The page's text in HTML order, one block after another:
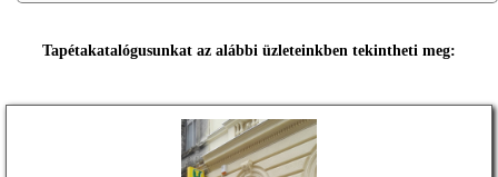
Tapétakatalógusunkat az alábbi üzleteinkben tekintheti meg: